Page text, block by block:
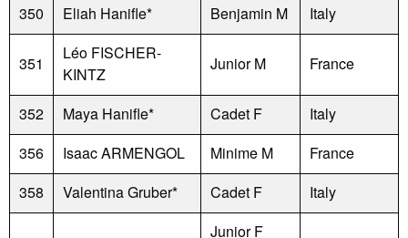
350
Eliah Hanifle* Benjamin M Italy
351
Léo FISCHER-
KINTZ
Junior M France
352 Maya Hanifle* Cadet F
Italy
356
Isaac ARMENGOL Minime M
France
358
Valentina Gruber* Cadet F Italy
Junior F